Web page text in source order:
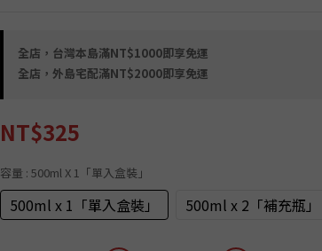
全店，台灣本島滿NT$1000即享免運
全店，外島宅配滿NT$2000即享免運
NT$325
容量 : 500ml X 1「單入盒裝」
500ml x 1「單入盒裝」 500ml x 2「補充瓶」